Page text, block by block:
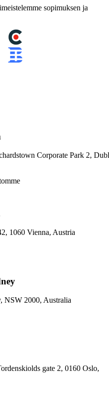
sopimuksen ja
Corporate Park 2,
1060 Vienna, Austria
NSW 2000, Australia
gate 2, 0160 Oslo,